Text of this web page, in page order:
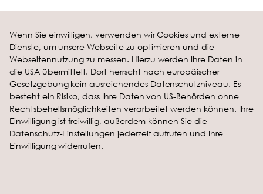
Brote
Brötchen
Karriere
Stellenangebote
Kontakt
Kontakt
Standorte
Unternehmen
Tradition
Engagement
Rechtliches
Impressum
Wenn Sie einwilligen, verwenden wir Cookies und externe
Dienste, um unsere Webseite zu optimieren und die
Webseitennutzung zu messen. Hierzu werden Ihre Daten in
die USA übermittelt. Dort herrscht nach europäischer
Gesetzgebung kein ausreichendes Datenschutzniveau. Es
besteht ein Risiko, dass Ihre Daten von US-Behörden ohne
Rechtsbehelfsmöglichkeiten verarbeitet werden können. Ihre
Einwilligung ist freiwillig, außerdem können Sie die
Datenschutz-Einstellungen jederzeit aufrufen und Ihre
Einwilligung widerrufen.